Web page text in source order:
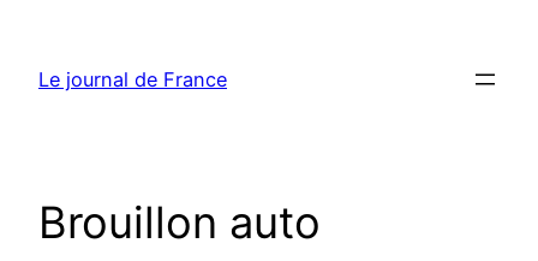
contenu
Le journal de France
Brouillon auto